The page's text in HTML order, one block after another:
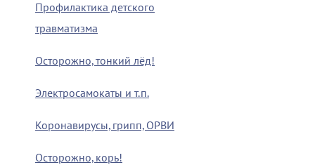
Профилактика детского
травматизма
Осторожно, тонкий лёд!
Электросамокаты и т.п.
Коронавирусы, грипп, ОРВИ
Осторожно, корь!